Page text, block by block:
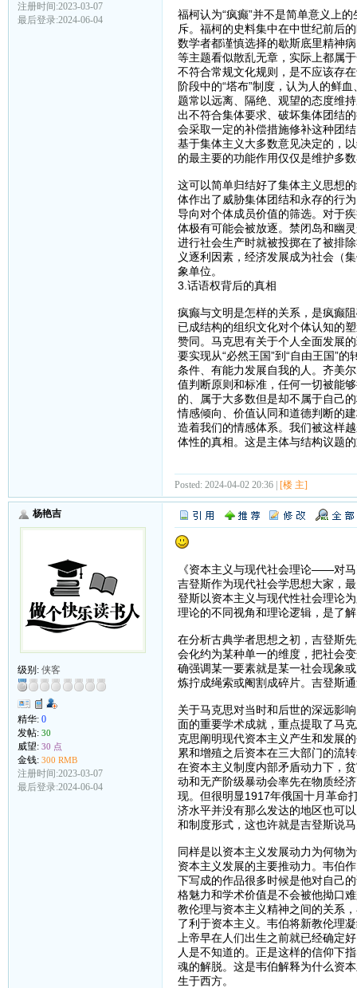
注册时间:2023-03-07
最后登录:2024-06-04
福柯认为“疯癫”并不是简单意义上
斥。福柯的史料集中在中世纪前后
数学者都谨慎选择的歇斯底里精神
等主题看似散乱无章，实际上都属
不符合常规文化规则，是不应该存
阶段中的“塔布”制度，认为人的鲜
题常以远离、隔绝、观望的态度维
出不符合集体要求、破坏集体团结
会采取一定的补偿措施修补这种团
基于集体主义大多数意见决定的，
的最主要的功能作用仅仅是维护多
这可以简单归结好了集体主义思想
体作出了威胁集体团结和永存的行
导向对个体成员价值的筛选。对于
体极有可能会被放逐。禁闭岛和幽
进行社会生产时就被投掷在了被排
义逐利因素，经济发展成为社会（
象单位。
3.话语权背后的真相
疯癫与文明是怎样的关系，是疯癫
已成结构的组织文化对个体认知的
赞同。马克思有关于个人全面发展
要实现从“必然王国”到“自由王国”
条件、有能力发展自我的人。齐美
值判断原则和标准，任何一切被能
的、属于大多数但是却不属于自己
情感倾向、价值认同和道德判断的
造着我们的情感体系。我们被这样
体性的真相。这是主体与结构议题
Posted: 2024-04-02 20:36 | [楼 主]
杨艳吉
级别: 侠客
精华: 0
发帖: 30
威望: 30 点
金钱: 300 RMB
注册时间:2023-03-07
最后登录:2024-06-04
《资本主义与现代社会理论——对
吉登斯作为现代社会学思想大家，
登斯以资本主义与现代性社会理论
理论的不同视角和理论逻辑，是了
在分析古典学者思想之初，吉登斯
会化约为某种单一的维度，把社会
确强调某一要素就是某一社会现象
炼拧成绳索或阉割成碎片。吉登斯
关于马克思对当时和后世的深远影
面的重要学术成就，重点提取了马
克思阐明现代资本主义产生和发展
累和增殖之后资本在三大部门的流
在资本主义制度内部矛盾动力下，
动和无产阶级暴动会率先在物质经
现。但很明显1917年俄国十月革命
济水平并没有那么发达的地区也可
和制度形式，这也许就是吉登斯说
同样是以资本主义发展动力为何物
资本主义发展的主要推动力。韦伯
下写成的作品很多时候是他对自己
格魅力和学术价值是不会被他拗口
教伦理与资本主义精神之间的关系
了利于资本主义。韦伯将新教伦理
上帝早在人们出生之前就已经确定
人是不知道的。正是这样的信仰下
魂的解脱。这是韦伯解释为什么资
生于西方。